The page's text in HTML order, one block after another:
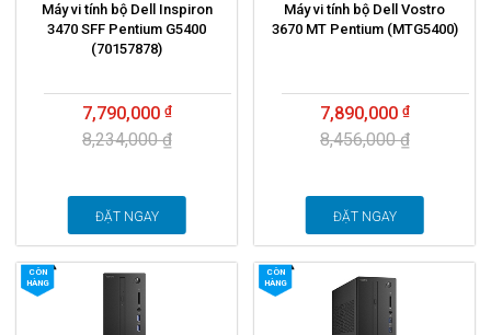
Máy vi tính bộ Dell Inspiron
3470 SFF Pentium G5400
(70157878)
7,790,000
8,234,000 ₫
ĐẶT NGAY
Máy vi tính bộ Dell Vostro
3670 MT Pentium (MTG5400)
7,890,000
8,456,000 ₫
ĐẶT NGAY
CÒN
HÀNG
CÒN
HÀNG